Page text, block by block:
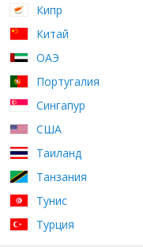
Кипр
Китай
ОАЭ
Португалия
Сингапур
США
Таиланд
Танзания
Тунис
Турция